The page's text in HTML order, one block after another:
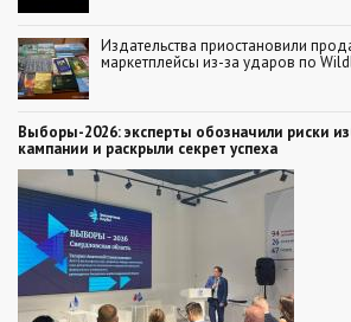
Издательства приостановили
маркетплейсы из-за ударов по
Выборы-2026: эксперты обозначили риски
кампании и раскрыли секрет успеха